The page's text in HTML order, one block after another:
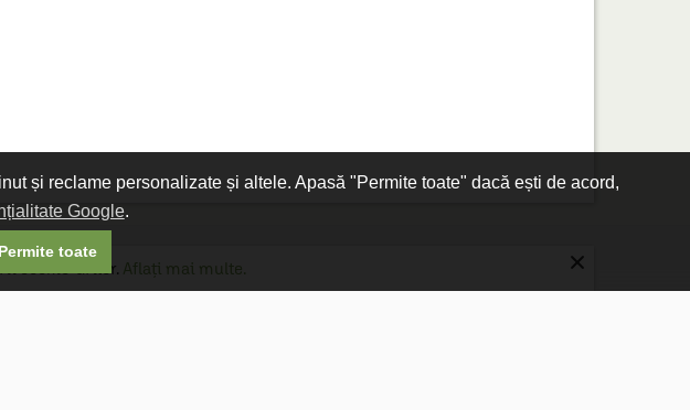
și reclame personalizate și altele. Apasă "Permite toate" dacă ești de acord,
Google.
Permite toate
cookie-urilor. Aflați mai multe. ×